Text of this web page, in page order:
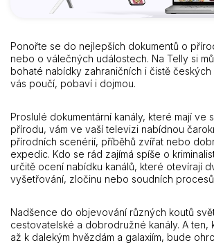
Ponořte se do nejlepších dokumentů o
nebo o válečných událostech. Na Telly si
bohaté nabídky zahraničních i čistě
vás poučí, pobaví i dojmou.
Proslulé dokumentární kanály, které mají ve
přírodu, vám ve vaší televizi nabídnou
přírodních scenérií, příběhů zvířat nebo
expedic. Kdo se rád zajímá spíše o
určitě ocení nabídku kanálů, které otevírají
vyšetřování, zločinu nebo soudních
Nadšence do objevování různých koutů
cestovatelské a dobrodružné kanály. A ten,
až k dalekým hvězdám a galaxiím, bude